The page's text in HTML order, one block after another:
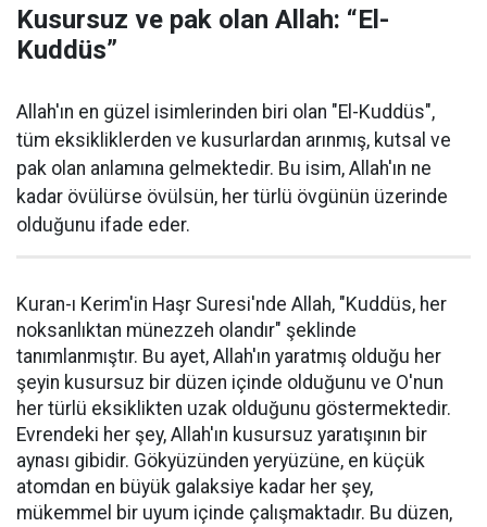
Kusursuz ve pak olan Allah: “El-
Kuddüs”
Allah'ın en güzel isimlerinden biri olan "El-Kuddüs",
tüm eksikliklerden ve kusurlardan arınmış, kutsal ve
pak olan anlamına gelmektedir. Bu isim, Allah'ın ne
kadar övülürse övülsün, her türlü övgünün üzerinde
olduğunu ifade eder.
Kuran-ı Kerim'in Haşr Suresi'nde Allah, "Kuddüs, her
noksanlıktan münezzeh olandır" şeklinde
tanımlanmıştır. Bu ayet, Allah'ın yaratmış olduğu her
şeyin kusursuz bir düzen içinde olduğunu ve O'nun
her türlü eksiklikten uzak olduğunu göstermektedir.
Evrendeki her şey, Allah'ın kusursuz yaratışının bir
aynası gibidir. Gökyüzünden yeryüzüne, en küçük
atomdan en büyük galaksiye kadar her şey,
mükemmel bir uyum içinde çalışmaktadır. Bu düzen,